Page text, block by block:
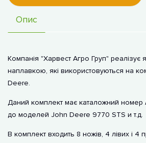
Опис
Компанія "Харвест Агро Груп" реалізує
наплавкою, які використовуються на
Deere.
Даний комплект має каталожний номер
до моделей John Deere 9770 STS и т.д.
В комплект входить 8 ножів, 4 лівих і 4